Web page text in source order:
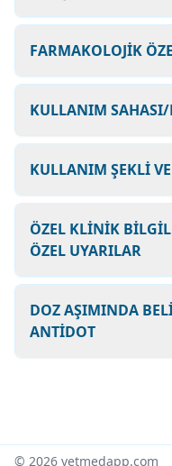
FARMAKOLOJİK
KULLANIM
KULLANIM ŞEKLİ
ÖZEL KLİNİK
ÖZEL UYARILAR
DOZ AŞIMINDA
ANTİDOT
© 2026 vetmedapp.com